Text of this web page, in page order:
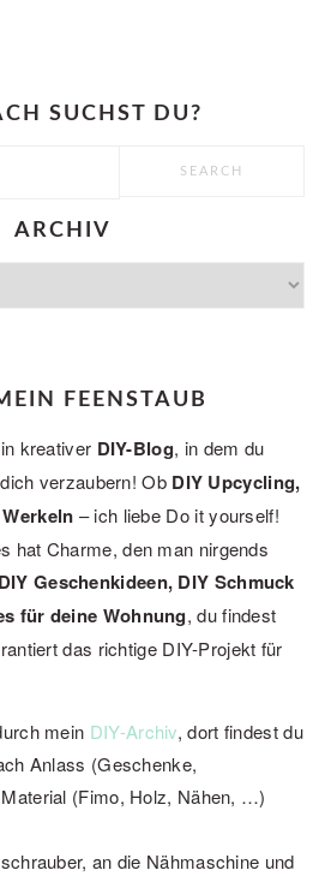
SUCHST DU?
ARCHIV
FEENSTAUB
kreativer DIY-Blog, in dem du
verzaubern! Ob DIY Upcycling,
– ich liebe Do it yourself!
hat Charme, den man nirgends
DIY Geschenkideen, DIY Schmuck
für deine Wohnung, du findest
das richtige DIY-Projekt für
mein DIY-Archiv, dort findest du
Anlass (Geschenke,
(Fimo, Holz, Nähen, …)
an die Nähmaschine und